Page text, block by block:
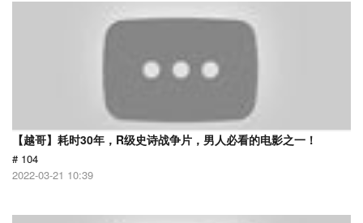
【越哥】耗时30年，R级史诗战争片，男人必看的电影之一！
# 104
2022-03-21 10:39